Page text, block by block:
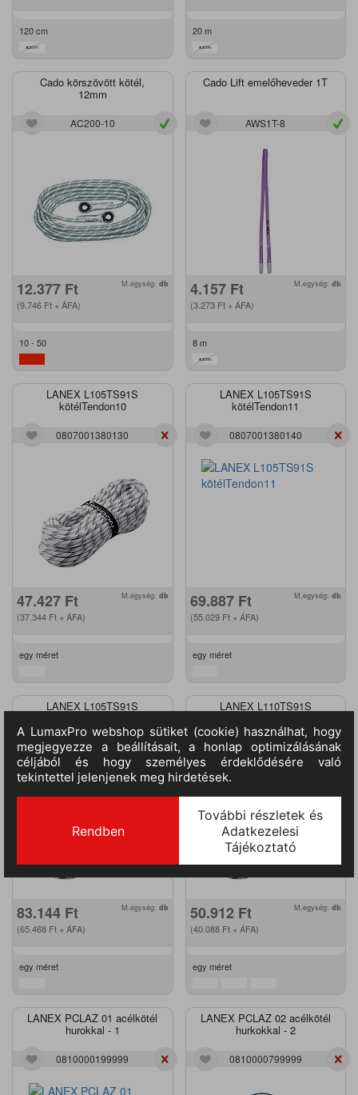
120 cm 20 m
Cado körszövött kötél,
12mm
AC200-10
12.377 Ft
(9.746 Ft + ÁFA)
M.egység: db
10 - 50
Cado Lift emelőheveder 1T
AWS1T-8
4.157 Ft
(3.273 Ft+ ÁFA)
M.egység: db
8 m
LANEX L105TS91S
kötélTendon10
0807001380130
47.427 Ft
(37.344 Ft + ÁFA)
M.egység: db
egy méret
LANEX L105TS91S
kötélTendon11
0807001380140
69.887 Ft
(55.029 Ft+ ÁFA)
M.egység: db
egy méret
LANEX L105TS91S
0807001380150
83.144 Ft
(65.468 Ft + ÁFA)
M.egység: db
egy méret
LANEX L110TS91S
0807001480130
50.912 Ft
(40.088 Ft+ ÁFA)
M.egység: db
egy méret
LANEX PCLAZ 01 acélkötél
hurokkal - 1
0810000199999
LANEX PCLAZ 02 acélkötél
hurkokkal - 2
0810000799999